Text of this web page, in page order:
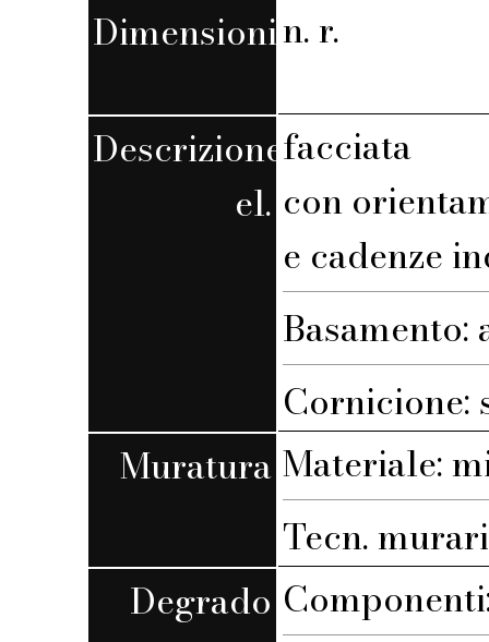
Dimensionin. r.
Descrizione
el.
facciata
con
e cadenze
Cornicione:
Muratura Materiale:
Tecn.
Degrado